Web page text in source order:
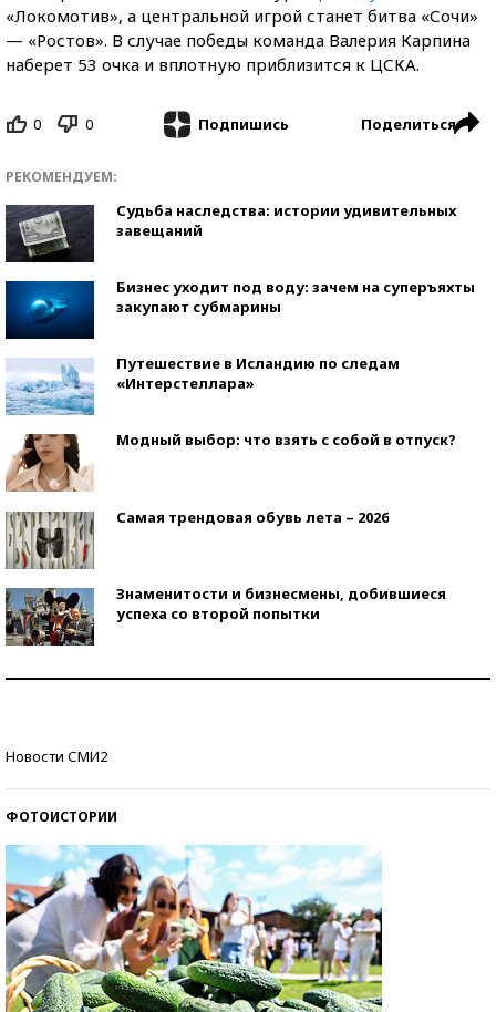
«Локомотив», а центральной игрой станет битва «Сочи»
— «Ростов». В случае победы команда Валерия Карпина
наберет 53 очка и вплотную приблизится к ЦСКА.
0 0 Подпишись Поделиться
РЕКОМЕНДУЕМ:
Судьба наследства: истории удивительных
завещаний
Бизнес уходит под воду: зачем на суперъяхты
закупают субмарины
Путешествие в Исландию по следам
«Интерстеллара»
Модный выбор: что взять с собой в отпуск?
Самая трендовая обувь лета – 2026
Знаменитости и бизнесмены, добившиеся
успеха со второй попытки
Новости СМИ2
ФОТОИСТОРИИ